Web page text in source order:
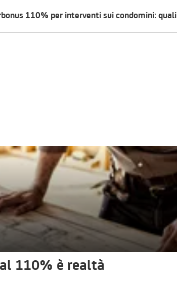
110% per interventi sui condomini:
110% è realtà